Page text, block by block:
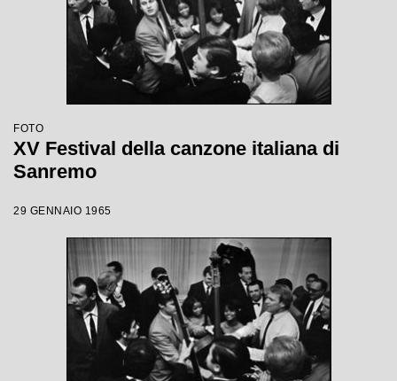
FOTO
XV Festival della canzone italiana di
Sanremo
29 GENNAIO 1965